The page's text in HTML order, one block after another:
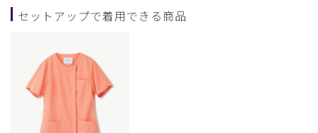
セットアップで着用できる商品